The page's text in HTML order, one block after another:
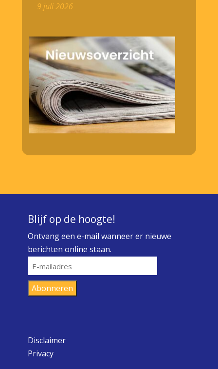
9 juli 2026
Blijf op de hoogte!
Ontvang een e-mail wanneer er nieuwe
berichten online staan.
E-
mailadres
Abonneren
Disclaimer
Privacy